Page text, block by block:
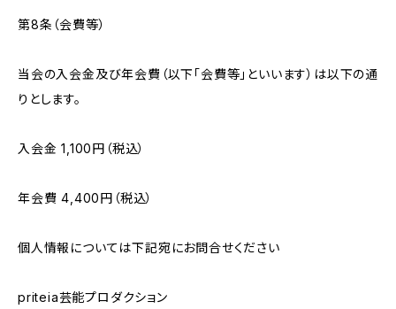
第8条（会費等）
当会の入会金及び年会費（以下「会費等」といいます）は以下の通
りとします。
入会金 1,100円（税込）
年会費 4,400円（税込）
個人情報については下記宛にお問合せください
priteia芸能プロダクション